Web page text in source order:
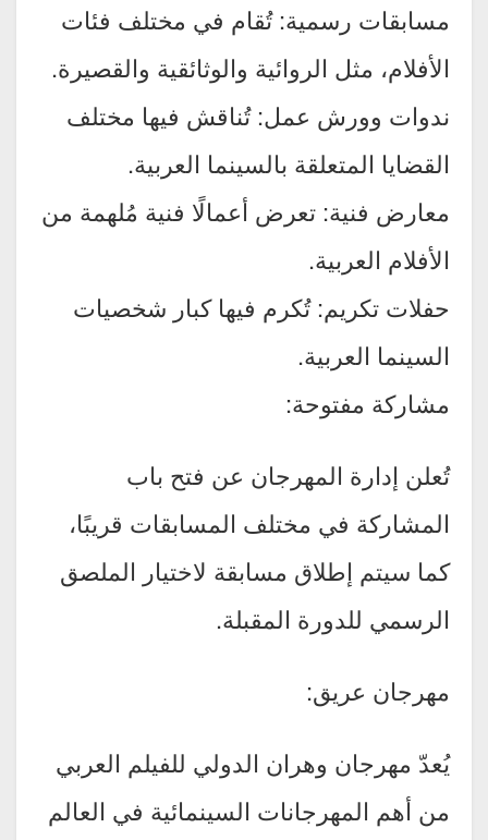
مسابقات رسمية: تُقام في مختلف فئات
الأفلام، مثل الروائية والوثائقية والقصيرة.
ندوات وورش عمل: تُناقش فيها مختلف
القضايا المتعلقة بالسينما العربية.
معارض فنية: تعرض أعمالًا فنية مُلهمة من
الأفلام العربية.
حفلات تكريم: تُكرم فيها كبار شخصيات
السينما العربية.
مشاركة مفتوحة:
تُعلن إدارة المهرجان عن فتح باب
المشاركة في مختلف المسابقات قريبًا،
كما سيتم إطلاق مسابقة لاختيار الملصق
الرسمي للدورة المقبلة.
مهرجان عريق:
يُعدّ مهرجان وهران الدولي للفيلم العربي
من أهم المهرجانات السينمائية في العالم